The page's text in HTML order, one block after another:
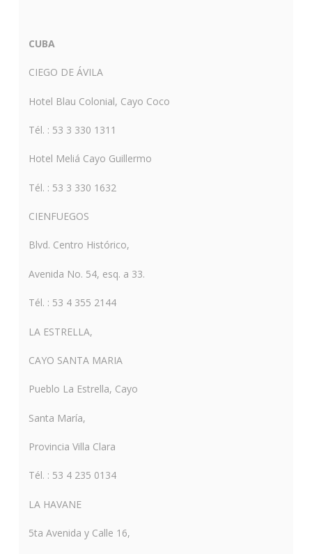
CUBA
CIEGO DE ÁVILA
Hotel Blau Colonial, Cayo Coco
Tél. : 53 3 330 1311
Hotel Meliá Cayo Guillermo
Tél. : 53 3 330 1632
CIENFUEGOS
Blvd. Centro Histórico,
Avenida No. 54, esq. a 33.
Tél. : 53 4 355 2144
LA ESTRELLA,
CAYO SANTA MARIA
Pueblo La Estrella, Cayo
Santa María,
Provincia Villa Clara
Tél. : 53 4 235 0134
LA HAVANE
5ta Avenida y Calle 16,